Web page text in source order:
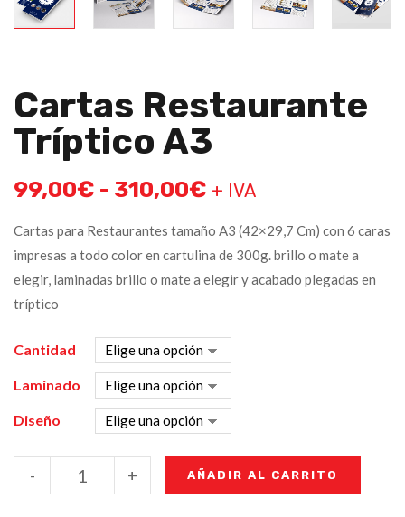
Cartas Restaurante
Tríptico A3
99,00€ - 310,00€ + IVA
Cartas para Restaurantes tamaño A3 (42×29,7 Cm) con 6 caras
impresas a todo color en cartulina de 300g. brillo o mate a
elegir, laminadas brillo o mate a elegir y acabado plegadas en
tríptico
Cantidad
Laminado
Diseño
+
- AÑADIR AL CARRITO